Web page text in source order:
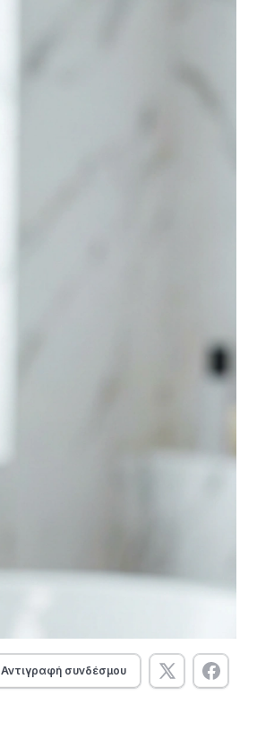
Αντιγραφή συνδέσμου